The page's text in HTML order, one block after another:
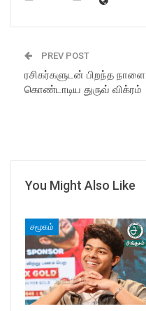
PREV POST
ரசிகர்களுடன் பிறந்த நாளை
கொண்டாடிய துருவ் விக்ரம்
You Might Also Like
சமூகம்